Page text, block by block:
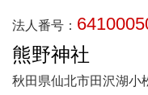
法人番号：
熊野神社
秋田県仙北市田沢湖小